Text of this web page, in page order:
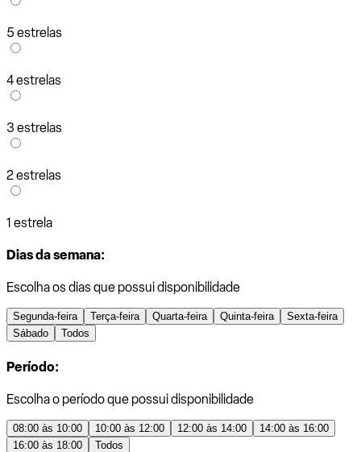
5 estrelas
4 estrelas
3 estrelas
2 estrelas
1 estrela
Dias da semana:
Escolha os dias que possui disponibilidade
Segunda-feira Terça-feira Quarta-feira Quinta-feira
Sexta-feira
Sábado
Todos
Período:
Escolha o período que possui disponibilidade
08:00 às 10:00 10:00 às 12:00 12:00 às 14:00
14:00 às 16:00
16:00 às 18:00
Todos